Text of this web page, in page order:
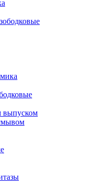
выпуском